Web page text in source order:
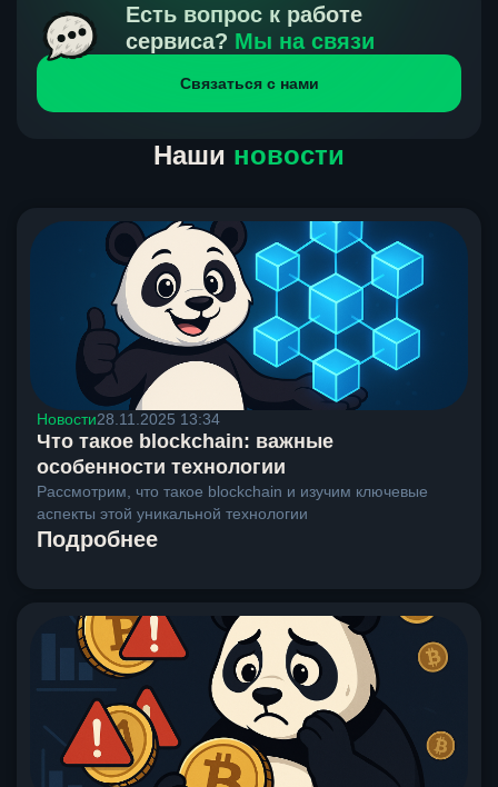
получения нами средств от тебя, а на другой части
направлений курс, указанный на сайте, является
окончательным. Если сомневаешься, напиши в онлайн-
чат на сайте, мы поможем разобраться.
Есть вопрос к работе
сервиса? Мы на связи
Связаться с нами
Наши новости
Новости28.11.2025 13:34
Что такое blockchain: важные
особенности технологии
Рассмотрим, что такое blockchain и изучим ключевые
аспекты этой уникальной технологии
Подробнее